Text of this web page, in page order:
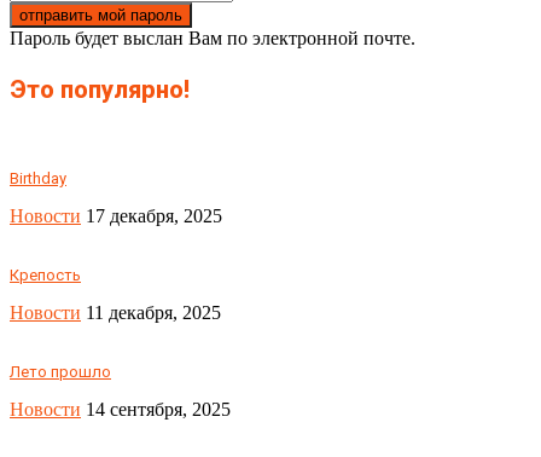
Пароль будет выслан Вам по электронной почте.
Это популярно!
Birthday
Новости 17 декабря, 2025
Крепость
Новости 11 декабря, 2025
Лето прошло
Новости 14 сентября, 2025